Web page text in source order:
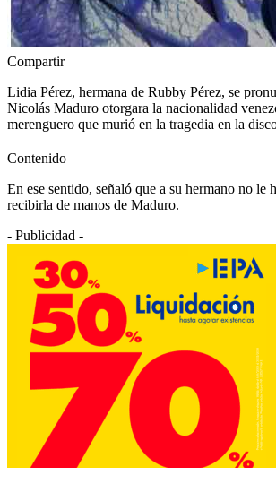
Compartir
Lidia Pérez, hermana de Rubby Pérez, se
Nicolás Maduro otorgara la nacionalidad
merenguero que murió en la tragedia en la
Contenido
En ese sentido, señaló que a su hermano no le
recibirla de manos de Maduro.
- Publicidad -